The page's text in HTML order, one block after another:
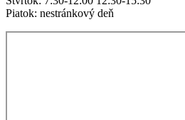
Piatok: nestránkový deň